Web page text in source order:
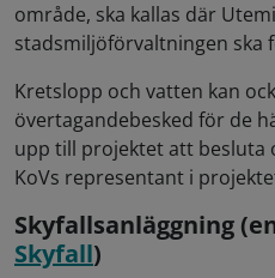
område, ska kallas där
stadsmiljöförvaltningen ska
Kretslopp och vatten kan
övertagandebesked för de
upp till projektet att besluta
KoVs representant i
Skyfallsanläggning
Skyfall)